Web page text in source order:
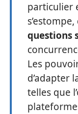
particulier
questions
Les
d’adapter
telles que